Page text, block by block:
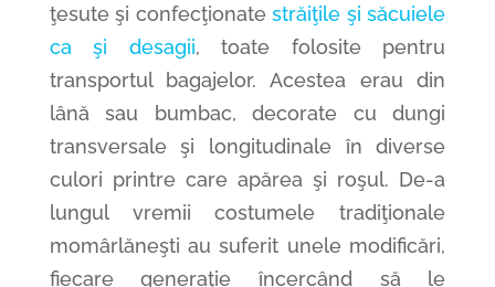
ţesute şi confecţionatestrăiţile şi săcuiele
ca şi desagii, toate folosite pentru
transportul bagajelor. Acestea erau din
lână sau bumbac, decorate cu dungi
transversale şi longitudinale în diverse
culori printre care apărea şi roşul. De-a
lungul vremii costumele tradiţionale
momârlăneşti au suferit unele modificări,
fiecare generaţie încercând să le